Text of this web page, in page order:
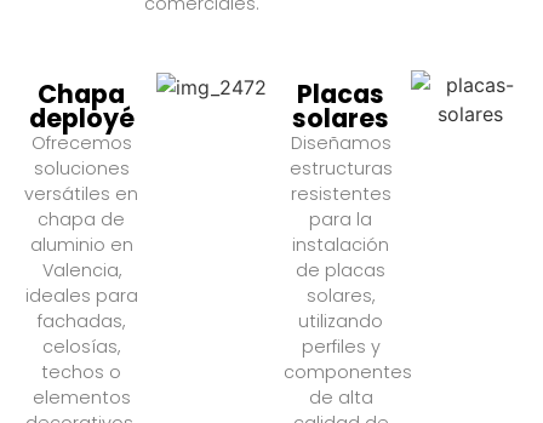
Chapa
deployé
Ofrecemos
soluciones
versátiles en
chapa de
aluminio en
Valencia,
ideales para
fachadas,
celosías,
techos o
elementos
Placas
solares
Diseñamos
estructuras
resistentes
para la
instalación
de placas
solares,
utilizando
perfiles y
componentes
de alta